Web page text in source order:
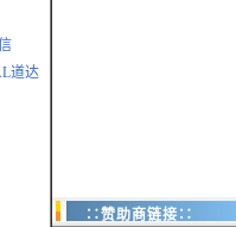
道达
∷赞助商链接∷